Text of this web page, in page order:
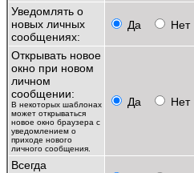
Уведомлять о
новых личных
сообщениях:
Да Нет
Открывать новое
окно при новом
личном
сообщении:
В некоторых шаблонах
может открываться
новое окно браузера с
уведомлением о
приходе нового
личного сообщения.
Да Нет
Всегда